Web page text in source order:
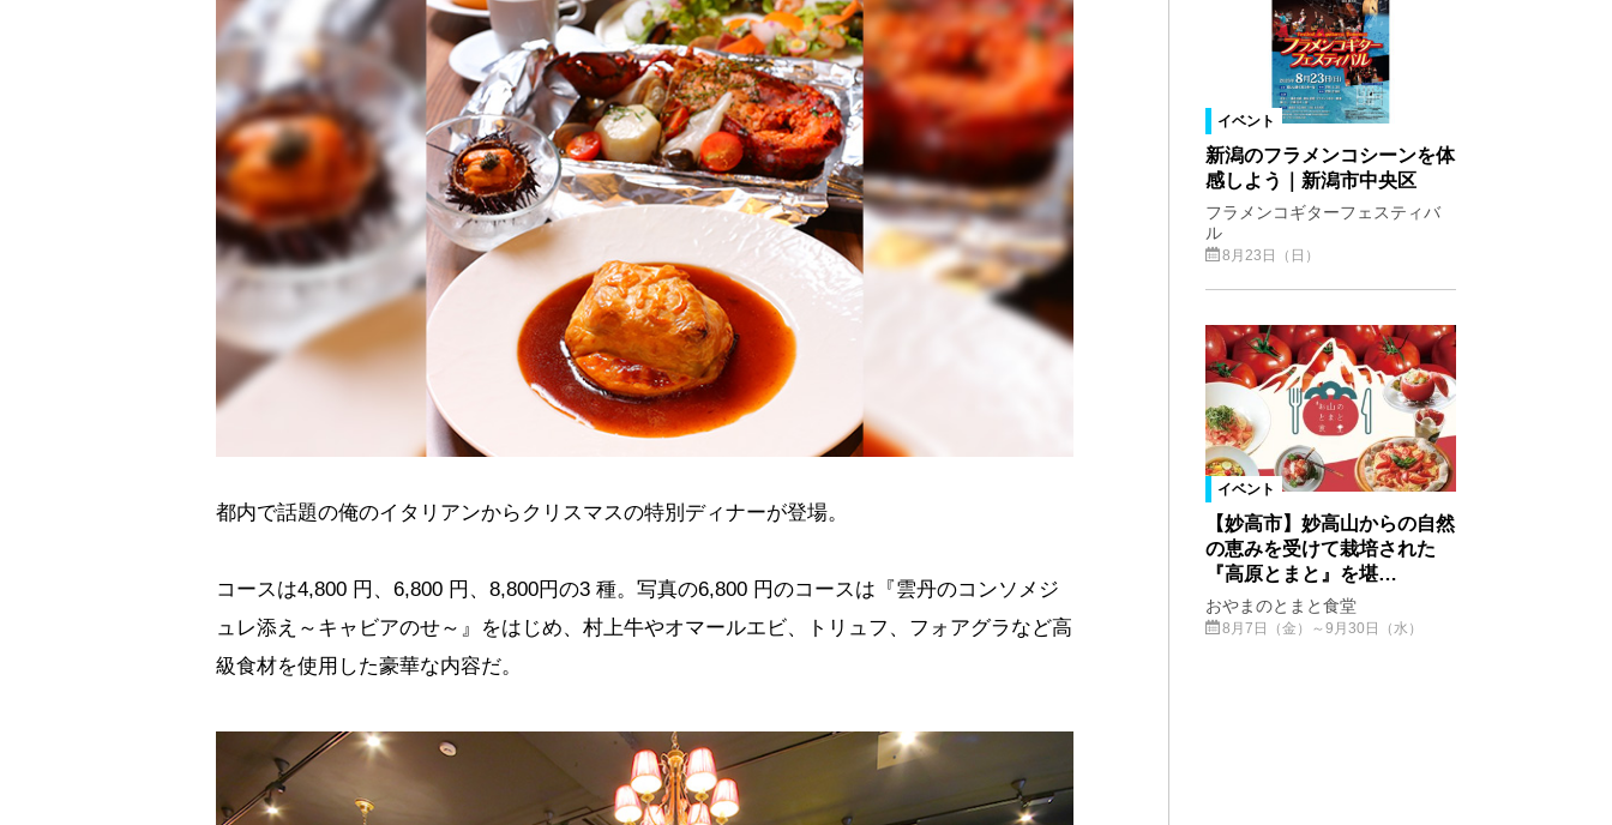
都内で話題の俺のイタリアンからクリスマスの特別ディナーが登場。
コースは4,800 円、6,800 円、8,800円の3 種。写真の6,800 円のコースは『雲丹のコンソメジ
ュレ添え～キャビアのせ～』をはじめ、村上牛やオマールエビ、トリュフ、フォアグラなど高
級食材を使用した豪華な内容だ。
イベント
新潟のフラメンコシーンを体
感しよう｜新潟市中央区
フラメンコギターフェスティバ
ル
8月23日（日）
イベント
【妙高市】妙高山からの自然
の恵みを受けて栽培された
『高原とまと』を堪…
おやまのとまと食堂
8月7日（金）～9月30日（水）